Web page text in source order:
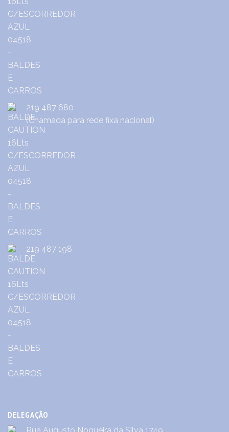
219 487 680
(Chamada para rede fixa nacional)
219 487 198
DELEGAÇÃO